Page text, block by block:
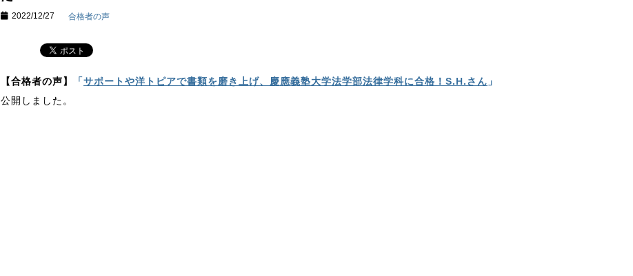
2022/12/27 合格者の声
【合格者の声】 「サポートや洋トピアで書類を磨き上げ、慶應義塾大学法学部法律学科に合格！S.H.さん 」
公開しました。